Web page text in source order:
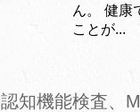
ん。 健康
ことが...
認知機能検査、